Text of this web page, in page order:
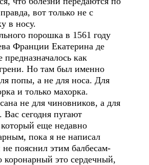
вот только не с
в носу.
порошка в 1561 году
Франции Екатерина де
как
Но там был именно
попы, а не для носа. Для
и только махорка.
не для чиновников, а для
Вас сегодня пугают
еще недавно
пока я не написал
пояснил этим балбесам-
коронарный это сердечный,